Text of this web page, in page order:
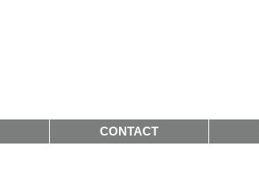
CONTACT